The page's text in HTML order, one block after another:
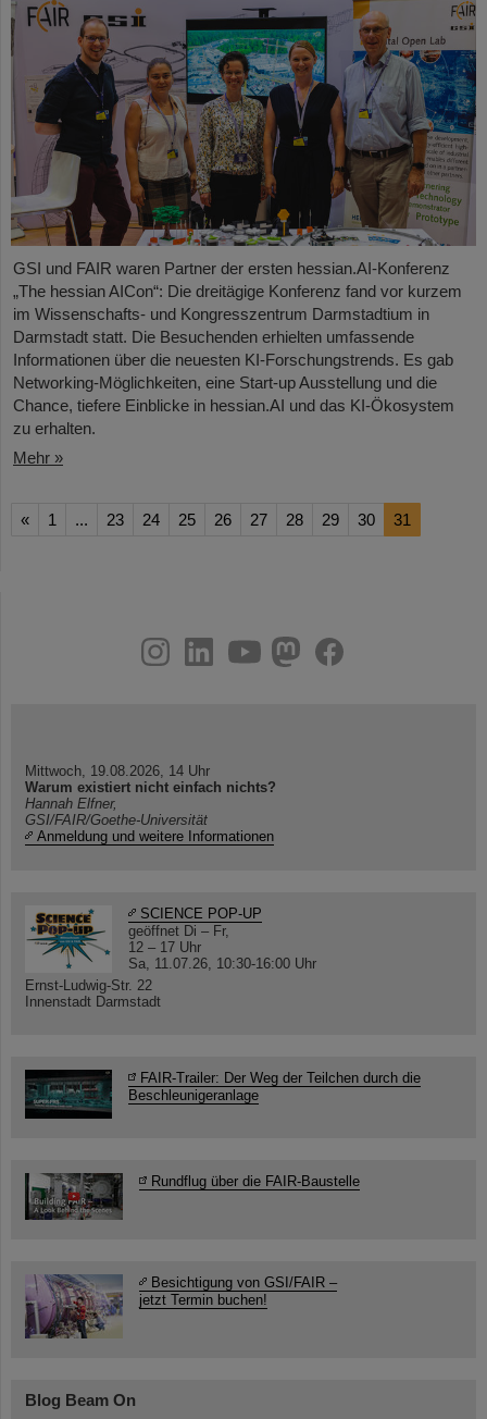
GSI und FAIR waren Partner der ersten hessian.AI-Konferenz
„The hessian AICon“: Die dreitägige Konferenz fand vor kurzem
im Wissenschafts- und Kongresszentrum Darmstadtium in
Darmstadt statt. Die Besuchenden erhielten umfassende
Informationen über die neuesten KI-Forschungstrends. Es gab
Networking-Möglichkeiten, eine Start-up Ausstellung und die
Chance, tiefere Einblicke in hessian.AI und das KI-Ökosystem
zu erhalten.
Mehr »
« 1 ... 23 24 25 26 27 28 29 30 31
youtube
helmholtz.social
facebook
Mittwoch, 19.08.2026, 14 Uhr
Warum existiert nicht einfach nichts?
Hannah Elfner,
GSI/FAIR/Goethe-Universität
Anmeldung und weitere Informationen
SCIENCE POP-UP
geöffnet Di – Fr,
12 – 17 Uhr
Sa, 11.07.26, 10:30-16:00 Uhr
Ernst-Ludwig-Str. 22
Innenstadt Darmstadt
FAIR-Trailer: Der Weg der Teilchen durch die
Beschleunigeranlage
Rundflug über die FAIR-Baustelle
Besichtigung von GSI/FAIR –
jetzt Termin buchen!
Blog Beam On